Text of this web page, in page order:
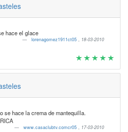
hace el glace
lorenagomez1911ct05 , 18-03-2010
se hace la crema de mantequilla.
www.casaclubtv.comcr05 , 17-03-2010